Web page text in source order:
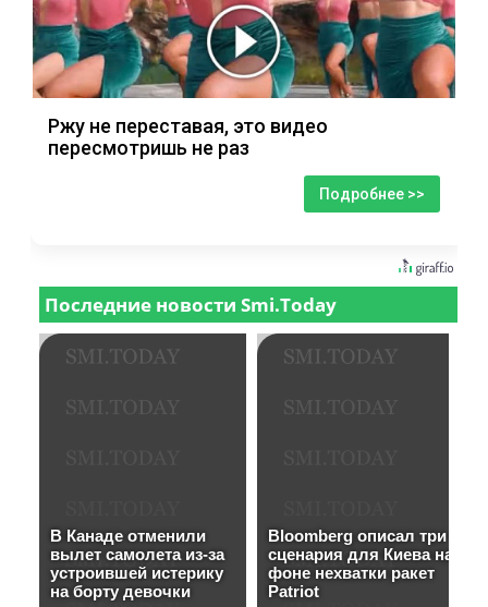
Ржу не переставая, это видео
пересмотришь не раз
Подробнее >>